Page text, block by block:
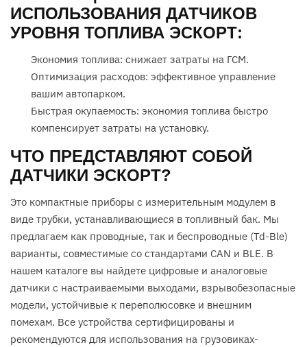
ИСПОЛЬЗОВАНИЯ ДАТЧИКОВ
УРОВНЯ ТОПЛИВА ЭСКОРТ:
Экономия топлива: снижает затраты на ГСМ.
Оптимизация расходов: эффективное управление
вашим автопарком.
Быстрая окупаемость: экономия топлива быстро
компенсирует затраты на установку.
ЧТО ПРЕДСТАВЛЯЮТ СОБОЙ
ДАТЧИКИ ЭСКОРТ?
Это компактные приборы с измерительным модулем в
виде трубки, устанавливающиеся в топливный бак. Мы
предлагаем как проводные, так и беспроводные (Td-Ble)
варианты, совместимые со стандартами CAN и BLE. В
нашем каталоге вы найдете цифровые и аналоговые
датчики с настраиваемыми выходами, взрывобезопасные
модели, устойчивые к переполюсовке и внешним
помехам. Все устройства сертифицированы и
рекомендуются для использования на грузовиках-